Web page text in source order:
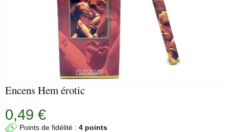
Encens Hem érotic
0,49 €
Points de fidélité : 4 points